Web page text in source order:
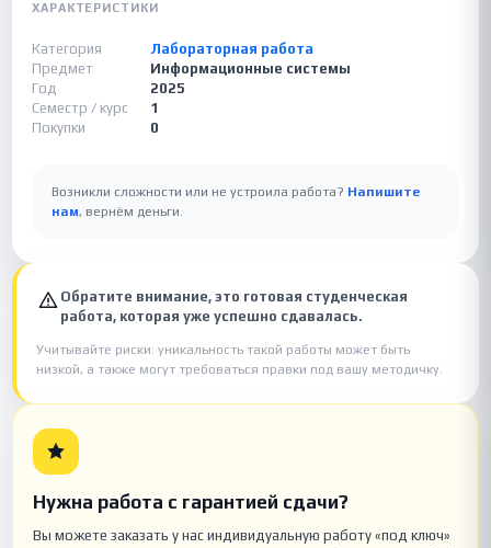
ХАРАКТЕРИСТИКИ
Категория
Лабораторная работа
Предмет
Информационные системы
Год
2025
Семестр / курс
1
Покупки
0
Возникли сложности или не устроила работа? Напишите
нам, вернём деньги.
Обратите внимание, это готовая студенческая
работа, которая уже успешно сдавалась.
Учитывайте риски: уникальность такой работы может быть
низкой, а также могут требоваться правки под вашу методичку.
Нужна работа с гарантией сдачи?
Вы можете заказать у нас индивидуальную работу «под ключ»